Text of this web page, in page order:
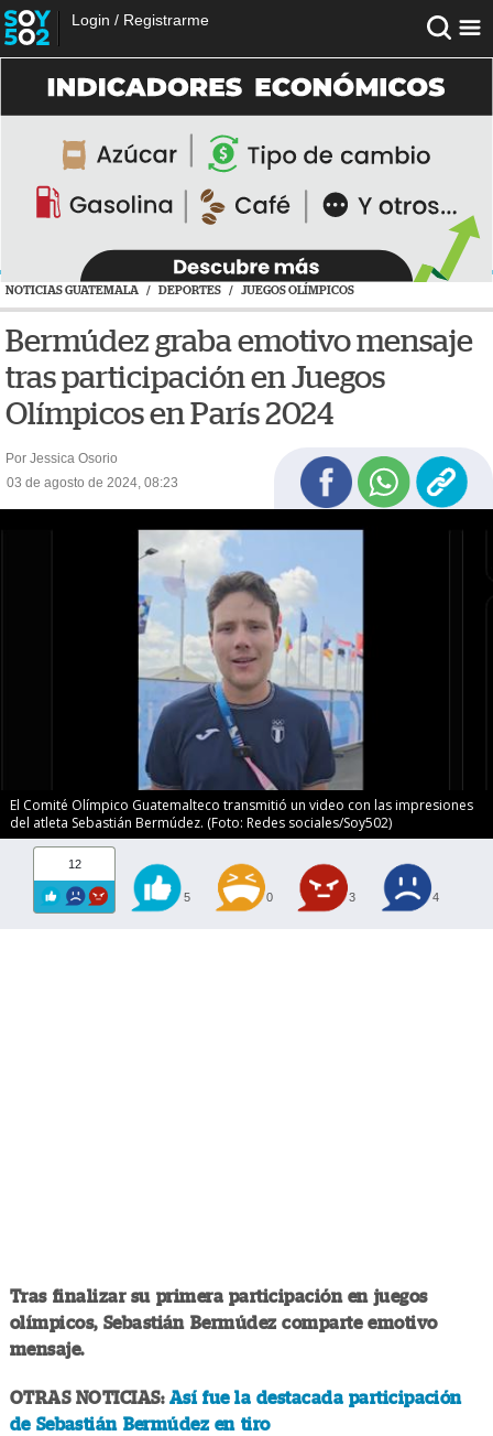
Login / Registrarme
NOTICIAS GUATEMALA / DEPORTES / JUEGOS OLÍMPICOS
Bermúdez graba emotivo mensaje
tras participación en Juegos
Olímpicos en París 2024
Por Jessica Osorio
03 de agosto de 2024, 08:23
El Comité Olímpico Guatemalteco transmitió un video con las impresiones
del atleta Sebastián Bermúdez. (Foto: Redes sociales/Soy502)
12
5 0 3 4
Tras finalizar su primera participación en juegos
olímpicos, Sebastián Bermúdez comparte emotivo
mensaje.
OTRAS NOTICIAS: Así fue la destacada participación
de Sebastián Bermúdez en tiro